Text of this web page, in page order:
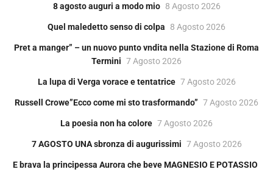
8 agosto auguri a modo mio 8 Agosto 2026
Quel maledetto senso di colpa 8 Agosto 2026
Pret a manger” – un nuovo punto vndita nella Stazione di Roma
Termini 7 Agosto 2026
La lupa di Verga vorace e tentatrice 7 Agosto 2026
Russell Crowe”Ecco come mi sto trasformando” 7 Agosto 2026
La poesia non ha colore 7 Agosto 2026
7 AGOSTO UNA sbronza di augurissimi 7 Agosto 2026
E brava la principessa Aurora che beve MAGNESIO E POTASSIO